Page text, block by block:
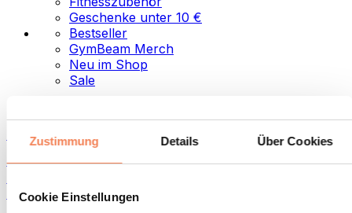
Zustimmung Details Über Cookies
Cookie Einstellungen
Geschenke unter 10 €
Bestseller
GymBeam Merch
Neu im Shop
Sale
Lebensmittel
Fitness-Food
Aufstriche und Pasten